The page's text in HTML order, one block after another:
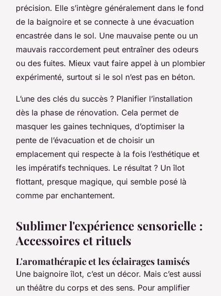
précision. Elle s’intègre généralement dans le fond
de la baignoire et se connecte à une évacuation
encastrée dans le sol. Une mauvaise pente ou un
mauvais raccordement peut entraîner des odeurs
ou des fuites. Mieux vaut faire appel à un plombier
expérimenté, surtout si le sol n’est pas en béton.
L’une des clés du succès ? Planifier l’installation
dès la phase de rénovation. Cela permet de
masquer les gaines techniques, d’optimiser la
pente de l’évacuation et de choisir un
emplacement qui respecte à la fois l’esthétique et
les impératifs techniques. Le résultat ? Un îlot
flottant, presque magique, qui semble posé là
comme par enchantement.
Sublimer l'expérience sensorielle :
Accessoires et rituels
L'aromathérapie et les éclairages tamisés
Une baignoire îlot, c’est un décor. Mais c’est aussi
un théâtre du corps et des sens. Pour amplifier